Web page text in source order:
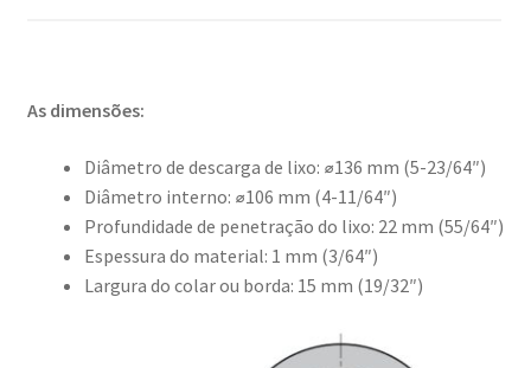
As dimensões:
Diâmetro de descarga de lixo: ⌀136 mm (5-23/64″)
Diâmetro interno: ⌀106 mm (4-11/64″)
Profundidade de penetração do lixo: 22 mm (55/64″)
Espessura do material: 1 mm (3/64″)
Largura do colar ou borda: 15 mm (19/32″)